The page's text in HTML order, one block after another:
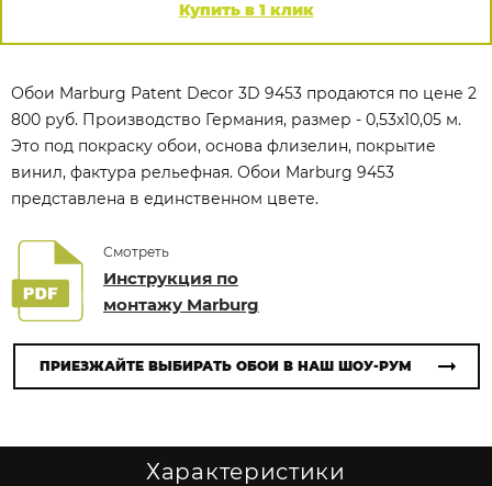
Купить в 1 клик
Обои Marburg Patent Decor 3D 9453 продаются по цене 2
800 руб. Производство Германия, размер - 0,53x10,05 м.
Это под покраску обои, основа флизелин, покрытие
винил, фактура рельефная. Обои Marburg 9453
представлена в единственном цвете.
Смотреть
Инструкция по
монтажу Marburg
ПРИЕЗЖАЙТЕ ВЫБИРАТЬ ОБОИ В НАШ ШОУ-РУМ
Характеристики